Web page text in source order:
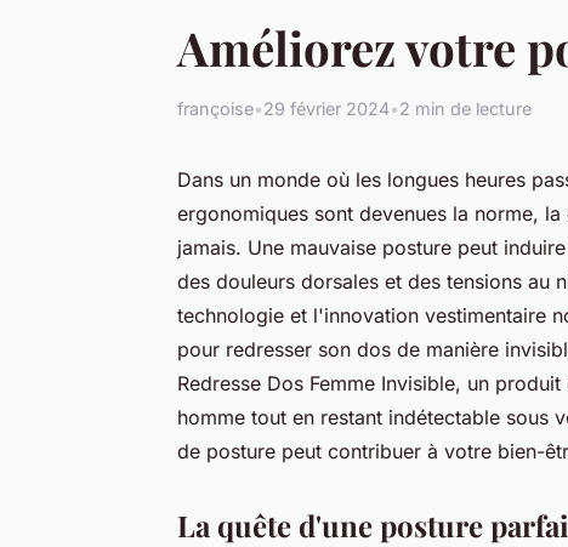
Améliorez votre
françoise•29 février 2024•2 min de lecture
Dans un monde où les longues heures
ergonomiques sont devenues la norme,
jamais. Une mauvaise posture peut
des douleurs dorsales et des tensions au
technologie et l'innovation vestimentaire
pour redresser son dos de manière
Redresse Dos Femme Invisible, un
homme tout en restant indétectable sous
de posture peut contribuer à votre bien-
La quête d'une posture